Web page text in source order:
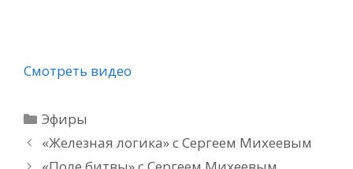
Смотреть видео
Рубрики
Эфиры
«Железная логика» с Сергеем Михеевым